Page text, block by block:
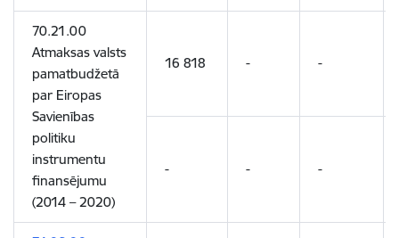
70.21.00
Atmaksas valsts
pamatbudžetā
par Eiropas
Savienības
politiku
instrumentu
finansējumu
(2014 – 2020)
16 818 - -
- - -